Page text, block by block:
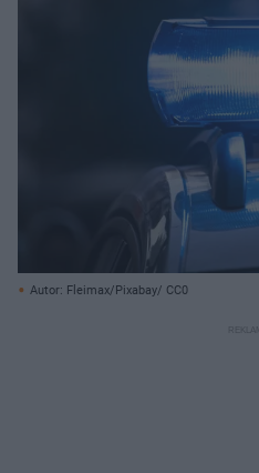
Autor: Fleimax/Pixabay/ CC0